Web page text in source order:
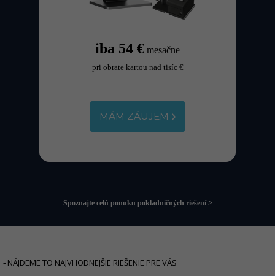
iba 54 € mesačne
pri obrate kartou nad tisíc €
MÁM ZÁUJEM
Spoznajte celú ponuku pokladničných riešení >
- NÁJDEME TO NAJVHODNEJŠIE RIEŠENIE PRE VÁS